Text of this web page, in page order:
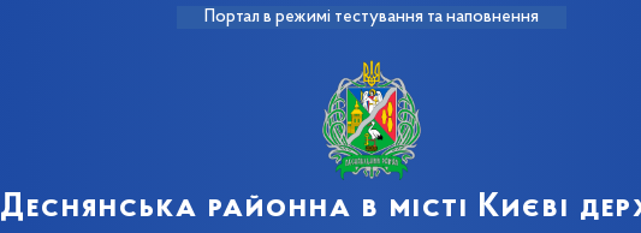
Портал в режимі тестування та наповнення
Деснянська районна в місті Києві